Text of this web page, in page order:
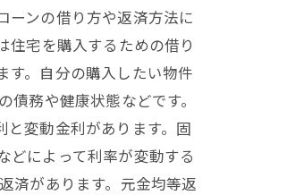
ーンの借り方や返済方法に
住宅を購入するための借り
す。自分の購入したい物件
務や健康状態などです。
変動金利があります。固
どによって利率が変動する
済があります。元金均等返